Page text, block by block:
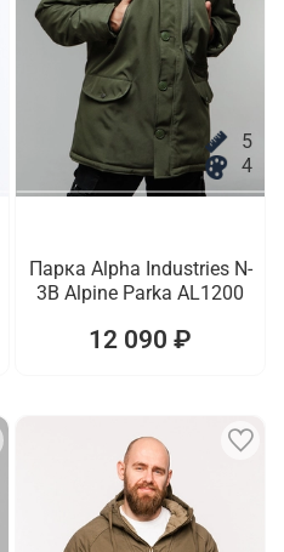
5
4
Парка Alpha Industries N-
3B Alpine Parka AL1200
12 090 ₽